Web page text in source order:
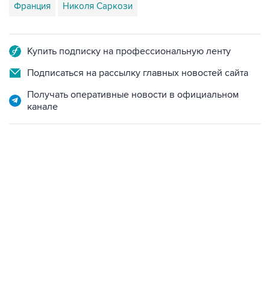
Франция Николя Саркози
Купить подписку на профессиональную ленту
Подписаться на рассылку главных новостей сайта
Получать оперативные новости в официальном
канале